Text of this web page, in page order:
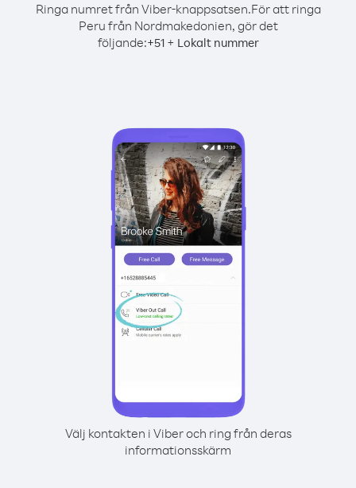
Ringa numret från Viber-knappsatsen.För att ringa
Peru från Nordmakedonien, gör det
följande:+51+ Lokalt nummer
Välj kontakten i Viber och ring från deras
informationsskärm